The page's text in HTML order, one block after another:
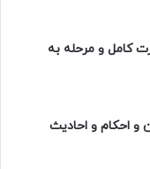
کامل و مرحله به
و احکام و احادیث